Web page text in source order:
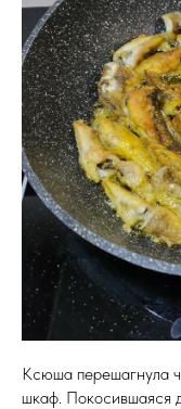
Ксюша перешагнула
шкаф. Покосившаяся